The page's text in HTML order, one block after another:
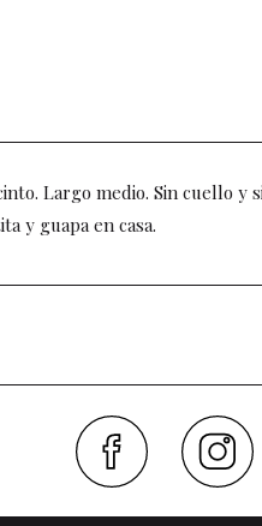
Largo medio. Sin cuello y
y guapa en casa.